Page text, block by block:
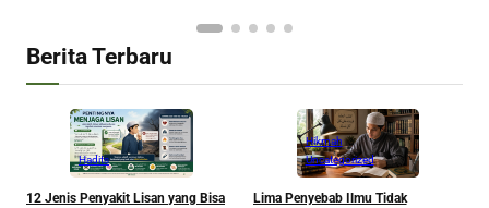
Berita Terbaru
Hadits
12 Jenis Penyakit Lisan yang Bisa
Hikmah
Uncategorized
Lima Penyebab Ilmu Tidak